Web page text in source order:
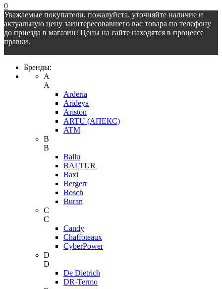
0
Уважаемые покупатели, пожалуйста, уточняйте наличие и
актуальную цену заинтересовавшего вас товара по телефону
до приезда в магазин! Цены на сайте находятся в процессе
правки.
Бренды:
A
A
Arderia
Arideya
Ariston
ARTU (АПЕКС)
ATM
B
B
Ballu
BALTUR
Baxi
Bergerr
Bosch
Buran
C
C
Candy
Chaffoteaux
CyberPower
D
D
De Dietrich
DR-Termo